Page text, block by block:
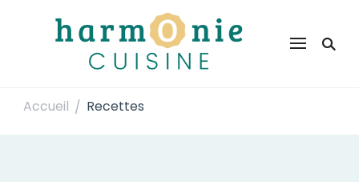
Harmonie Cuisine
Accueil / Recettes